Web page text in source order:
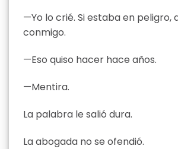
—Yo lo crié. Si estaba en peligro,
conmigo.
—Eso quiso hacer hace años.
—Mentira.
La palabra le salió dura.
La abogada no se ofendió.